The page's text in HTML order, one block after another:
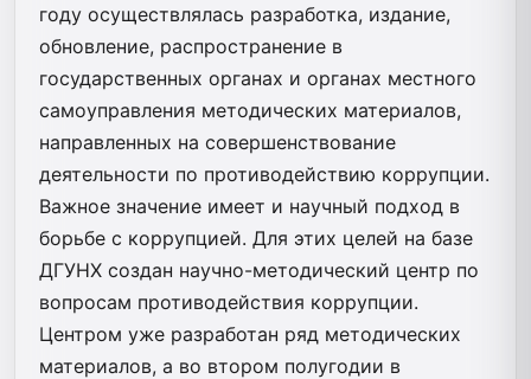
году осуществлялась разработка, издание,
обновление, распространение в
государственных органах и органах местного
самоуправления методических материалов,
направленных на совершенствование
деятельности по противодействию коррупции.
Важное значение имеет и научный подход в
борьбе с коррупцией. Для этих целей на базе
ДГУНХ создан научно-методический центр по
вопросам противодействия коррупции.
Центром уже разработан ряд методических
материалов, а во втором полугодии в